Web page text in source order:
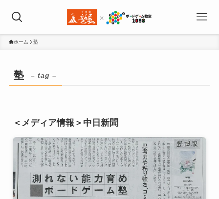
ホーム 塾
塾 – tag –
＜メディア情報＞中日新聞